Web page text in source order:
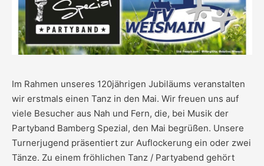
Im Rahmen unseres 120jährigen Jubiläums veranstalten
wir erstmals einen Tanz in den Mai. Wir freuen uns auf
viele Besucher aus Nah und Fern, die, bei Musik der
Partyband Bamberg Spezial, den Mai begrüßen. Unsere
Turnerjugend präsentiert zur Auflockerung ein oder zwei
Tänze. Zu einem fröhlichen Tanz / Partyabend gehört